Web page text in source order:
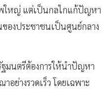
พใหญ่ แต่เป็นกลไกแก้ปัญหา
องประชาชนเป็นศูนย์กลาง
ฐมนตรีต้องการให้นำปัญหา
ย่างรวดเร็ว โดยเฉพาะ